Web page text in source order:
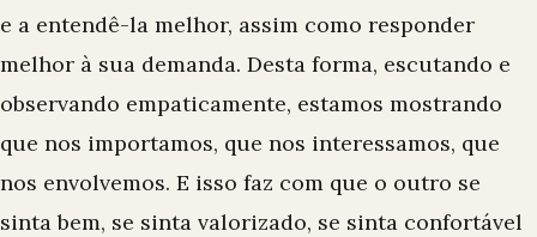
e a entendê-la melhor, assim como responder
melhor à sua demanda. Desta forma, escutando e
observando empaticamente, estamos mostrando
que nos importamos, que nos interessamos, que
nos envolvemos. E isso faz com que o outro se
sinta bem, se sinta valorizado, se sinta confortável